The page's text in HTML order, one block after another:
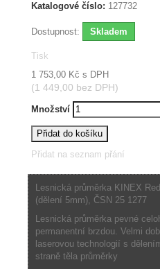
Katalogové číslo: 127732
Dostupnost: Skladem
Tisk
1 753,00 Kč s DPH
(1 449,00 bez DPH)
Množství
Přidat do košíku
Přidat na seznam přání
Lesnická průměrka KINEX
(dělení 5mm), ČSN 25 1277
Lesnická průměrka pevné
permanentní brzdou. Velmi
laserovou technologií s
straně těla průměrky